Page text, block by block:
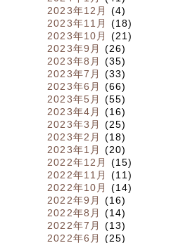
2023年12月
(4)
2023年11月
(18)
2023年10月
(21)
2023年9月
(26)
2023年8月
(35)
2023年7月
(33)
2023年6月
(66)
2023年5月
(55)
2023年4月
(16)
2023年3月
(25)
2023年2月
(18)
2023年1月
(20)
2022年12月
(15)
2022年11月
(11)
2022年10月
(14)
2022年9月
(16)
2022年8月
(14)
2022年7月
(13)
2022年6月
(25)